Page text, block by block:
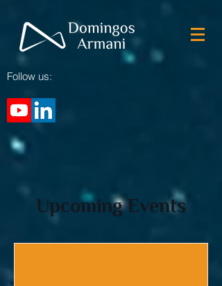
Follow us:
Upcoming Events